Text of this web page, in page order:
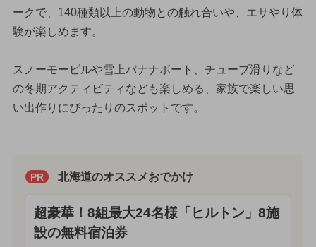
ークで、140種類以上の動物との触れ合いや、エサやり体
験が楽しめます。
スノーモービルや雪上バナナボート、チューブ滑りなど
の冬期アクティビティなども楽しめる、家族で楽しい思
い出作りにぴったりのスポットです。
PR 北海道のオススメおでかけ
超豪華！8組最大24名様「ヒルトン」8施
設の無料宿泊券